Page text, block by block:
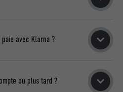
Après l'enregistrement, vous
avec Klarna ?
versements.
ou plus tard ?